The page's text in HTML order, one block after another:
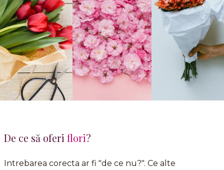
De ce să oferi flori?
Intrebarea corecta ar fi "de ce nu?". Ce alte